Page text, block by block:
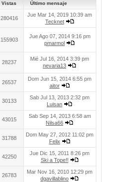
Vistas Último mensaje
280416
Jue Mar 14, 2019 10:39 am
Tecknet
155903
Jue Ago 07, 2014 9:16 pm
pmarmol
28237
Mié Jul 16, 2014 3:39 pm
nevaria13
26537
Dom Jun 15, 2014 6:55 pm
aitor
30133
Sab Jul 13, 2013 2:32 pm
Luisan
43015
Sab Sep 14, 2013 6:58 am
Nilsa66
31788
Dom May 27, 2012 11:02 pm
Felix
42250
Jue Dic 15, 2011 8:26 pm
Ski a Tope!!
26783
Mar Nov 16, 2010 12:29 pm
dgavillablino